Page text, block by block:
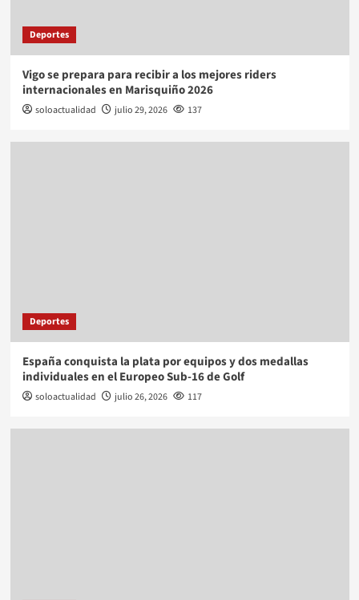
Deportes
Vigo se prepara para recibir a los mejores riders
internacionales en Marisquiño 2026
soloactualidad julio 29, 2026 137
Deportes
España conquista la plata por equipos y dos medallas
individuales en el Europeo Sub-16 de Golf
soloactualidad julio 26, 2026 117